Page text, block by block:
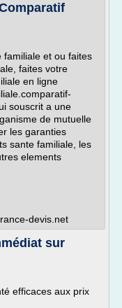
familiale et ou faites
faites votre
en ligne
souscrit a une
de mutuelle
les garanties
sante familiale, les
elements
devis.net
sur
efficaces aux prix